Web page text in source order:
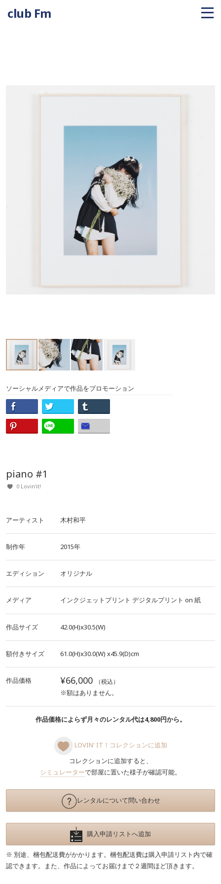
club Fm
ソーシャルメディアで作品をプロモーション
piano #1
0 Lovin'it!
アーティスト 木村和平
制作年 2015年
エディション オリジナル
メディア インクジェットプリント デジタルプリント on 紙
作品サイズ 42.0(H)x30.5(W)
額付きサイズ 61.0(H)x30.0(W) x45.9(D)cm
作品価格 ¥66,000 （税込）
※額はありません。
作品価格によらず月々のレンタル代は4,800円から。
LOVIN' IT！コレクションに追加
コレクションに追加すると、
シミュレーターで部屋に置いた様子が確認可能。
レンタルについて問い合わせ
購入申請リストへ追加
※ 別途、梱包配送費がかかります。梱包配送費は購入申請リスト内で確
認できます。また、作品によってお届けまで２週間ほど頂きます。